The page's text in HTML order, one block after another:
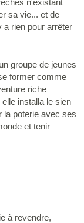
n'existant
sa vie... et de
a rien pour arrêter
groupe de jeunes
former comme
riche
installa le sien
la poterie avec ses
et tenir
à revendre,